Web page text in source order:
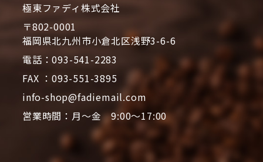
極東ファディ株式会社
〒802-0001
福岡県北九州市小倉北区浅野3-6-6
電話：093-541-2283
FAX ：093-551-3895
info-shop@fadiemail.com
営業時間：月～金 9:00～17:00